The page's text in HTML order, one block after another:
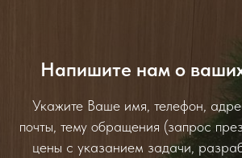
Напишите нам о
Укажите Ваше имя, телефон,
почты, тему обращения (запрос
цены с указанием задачи,